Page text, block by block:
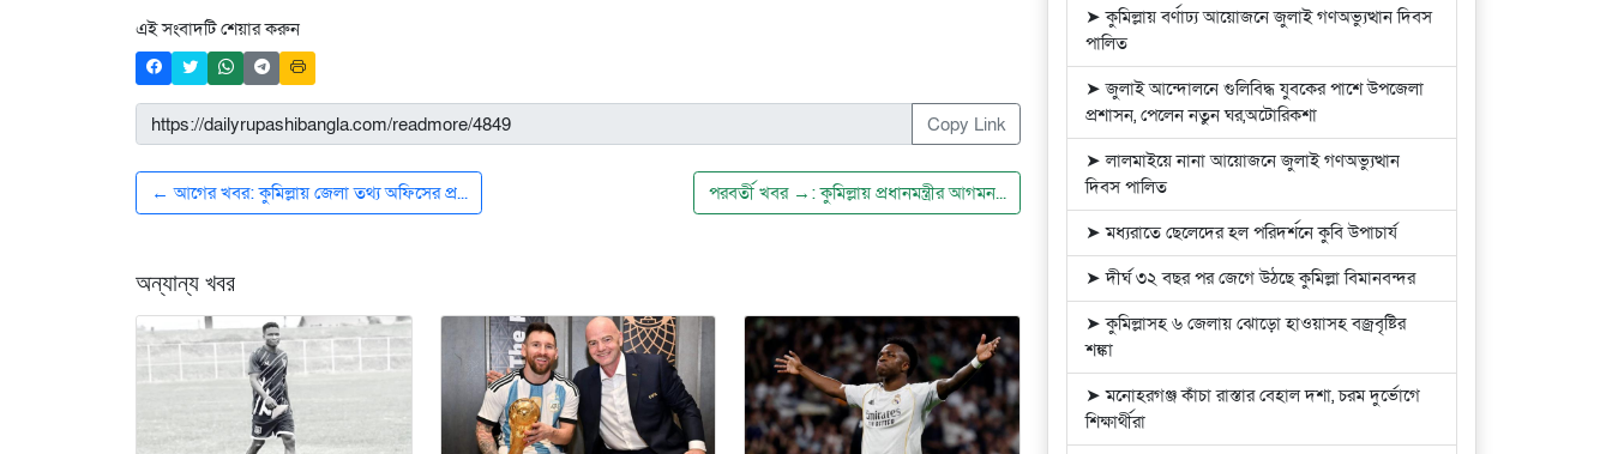
এই সংবাদটি শেয়ার করুন
Copy Link
← আগের খবর: কুমিল্লায় জেলা তথ্য অফিসের প্র... পরবর্তী খবর →: কুমিল্লায় প্রধানমন্ত্রীর আগমন...
অন্যান্য খবর
➤ কুমিল্লায় বর্ণাঢ্য আয়োজনে জুলাই গণঅভ্যুত্থান দিবস
পালিত
➤ জুলাই আন্দোলনে গুলিবিদ্ধ যুবকের পাশে উপজেলা
প্রশাসন, পেলেন নতুন ঘর,অটোরিকশা
➤ লালমাইয়ে নানা আয়োজনে জুলাই গণঅভ্যুত্থান
দিবস পালিত
➤ মধ্যরাতে ছেলেদের হল পরিদর্শনে কুবি উপাচার্য
➤ দীর্ঘ ৩২ বছর পর জেগে উঠছে কুমিল্লা বিমানবন্দর
➤ কুমিল্লাসহ ৬ জেলায় ঝোড়ো হাওয়াসহ বজ্রবৃষ্টির
শঙ্কা
➤ মনোহরগঞ্জ কাঁচা রাস্তার বেহাল দশা, চরম দুর্ভোগে
শিক্ষার্থীরা